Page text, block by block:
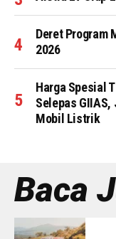
Deret Program
2026
Harga Spesial
Selepas GIIAS,
Mobil Listrik
Baca